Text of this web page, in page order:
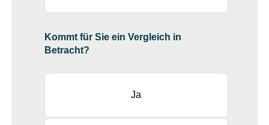
Kommt für Sie ein Vergleich in
Betracht?
Ja